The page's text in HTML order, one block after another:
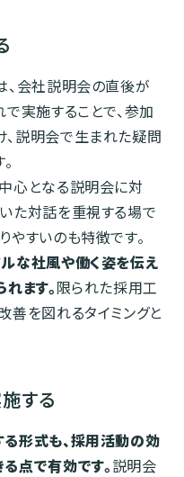
、会社説明会の直後が
実施することで、参加
説明会で生まれた疑問
心となる説明会に対
た対話を重視する場で
やすいのも特徴です。
な社風や働く姿を伝え
ます。限られた採用工
善を図れるタイミングと
する
形式も、採用活動の効
点で有効です。説明会